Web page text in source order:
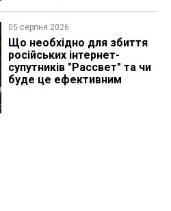
05 серпня 2026
Що необхідно для збиття
російських інтернет-
супутників "Рассвет" та чи
буде це ефективним